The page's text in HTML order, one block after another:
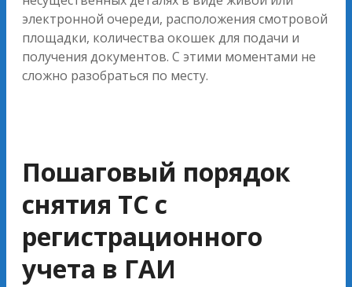
электронной очереди, расположения смотровой
площадки, количества окошек для подачи и
получения документов. С этими моментами не
сложно разобраться по месту.
Пошаговый порядок
снятия ТС с
регистрационного
учета в ГАИ